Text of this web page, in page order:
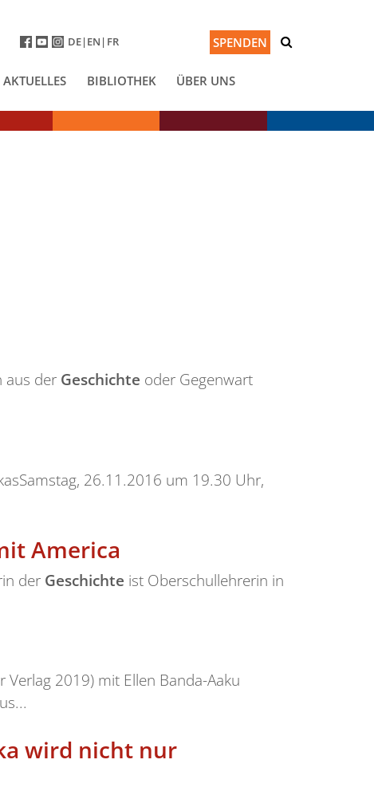
SPENDEN
DE EN FR
AKTUELLES BIBLIOTHEK ÜBER UNS
aus der Geschichte oder Gegenwart
26.11.2016 um 19.30 Uhr,
America
der Geschichte ist Oberschullehrerin in
2019) mit Ellen Banda-Aaku
wird nicht nur